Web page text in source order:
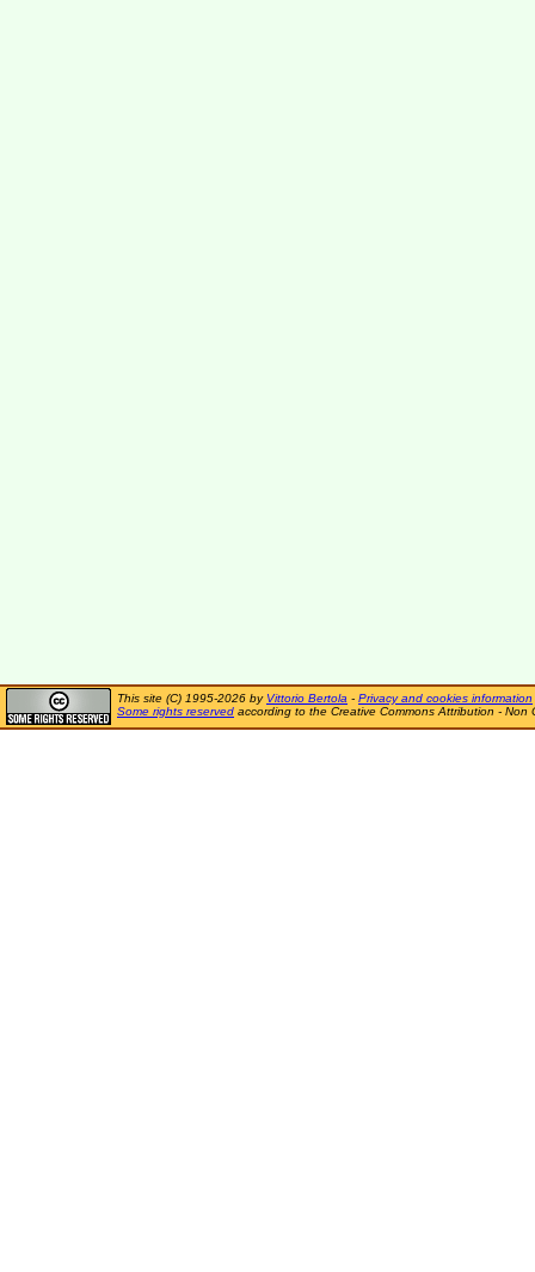
This site (C) 1995-2026 by Vittorio Bertola - Privacy and cookies information
Some rights reserved according to the Creative Commons Attribution - Non